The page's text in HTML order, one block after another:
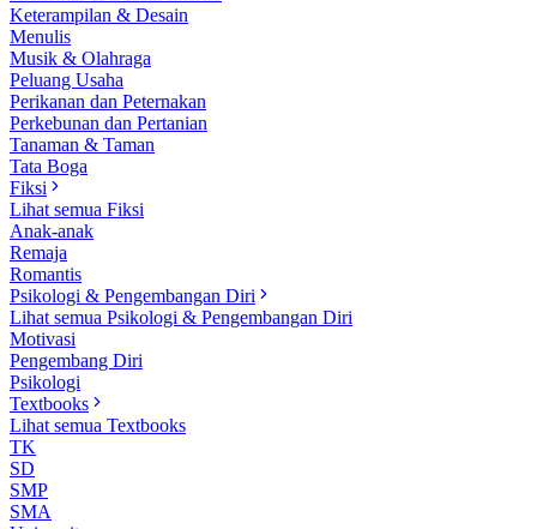
Keterampilan & Desain
Menulis
Musik & Olahraga
Peluang Usaha
Perikanan dan Peternakan
Perkebunan dan Pertanian
Tanaman & Taman
Tata Boga
Fiksi
Lihat semua Fiksi
Anak-anak
Remaja
Romantis
Psikologi & Pengembangan Diri
Lihat semua Psikologi & Pengembangan Diri
Motivasi
Pengembang Diri
Psikologi
Textbooks
Lihat semua Textbooks
TK
SD
SMP
SMA